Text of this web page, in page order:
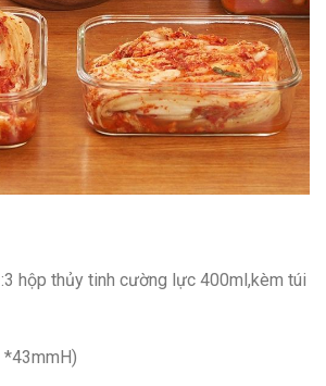
hộp thủy tinh cường lực 400ml,kèm túi
*43mmH)